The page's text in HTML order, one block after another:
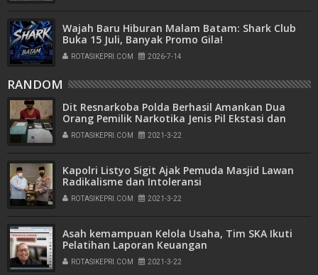
Wajah Baru Hiburan Malam Batam: Shark Club
Buka 15 Juli, Banyak Promo Gila!
ROTASIKEPRI.COM 2026-7-14
RANDOM
Dit Resnarkoba Polda Berhasil Amankan Dua
Orang Pemilik Narkotika Jenis Pil Ekstasi dan
Sabu
ROTASIKEPRI.COM 2021-3-22
Kapolri Listyo Sigit Ajak Pemuda Masjid Lawan
Radikalisme dan Intoleransi
ROTASIKEPRI.COM 2021-3-22
Asah kemampuan Kelola Usaha, Tim SKA Ikuti
Pelatihan Laporan Keuangan
ROTASIKEPRI.COM 2021-3-22